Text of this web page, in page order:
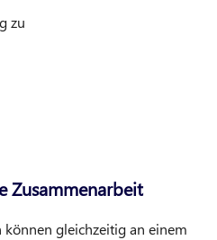
zu
Zusammenarbeit
gleichzeitig an einem